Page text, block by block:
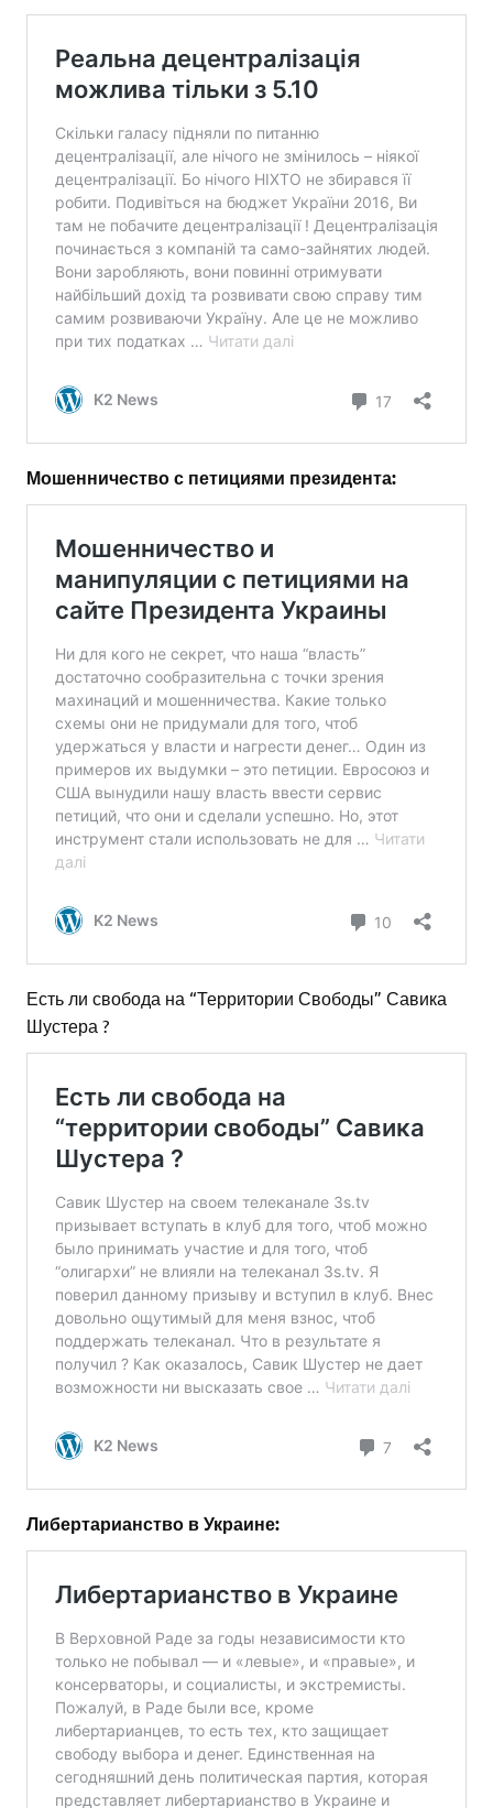
Мошенничество с петициями президента:
Есть ли свобода на “Территории Свободы” Савика
Шустера ?
Либертарианство в Украине: